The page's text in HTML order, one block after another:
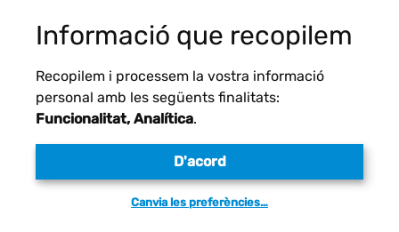
Avís legal
Informació que recopilem
Recopilem i processem la vostra informació
personal amb les següents finalitats:
Funcionalitat, Analítica.
D'acord
Canvia les preferències…